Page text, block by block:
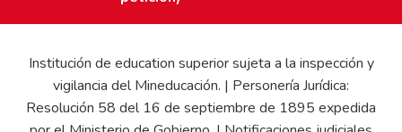
Institución de education superior sujeta a la inspección y
vigilancia del Mineducación. | Personería Jurídica:
Resolución 58 del 16 de septiembre de 1895 expedida